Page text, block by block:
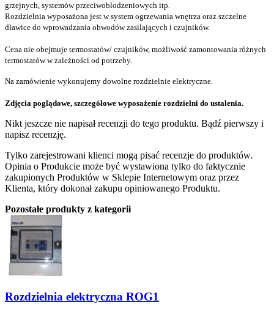
grzejnych, systemów przeciwoblodzeniowych itp.
Rozdzielnia wyposażona jest w system ogrzewania wnętrza oraz szczelne
dławice do wprowadzania obwodów zasilających i czujników.
Cena nie obejmuje termostatów/ czujników, możliwość zamontowania różnych
termostatów w zależności od potrzeby.
Na zamówienie wykonujemy dowolne rozdzielnie elektryczne.
Zdjęcia poglądowe, szczegółowe wyposażenie rozdzielni do ustalenia.
Nikt jeszcze nie napisał recenzji do tego produktu. Bądź pierwszy i
napisz recenzję.
Tylko zarejestrowani klienci mogą pisać recenzje do produktów.
Opinia o Produkcie może być wystawiona tylko do faktycznie
zakupionych Produktów w Sklepie Internetowym oraz przez
Klienta, który dokonał zakupu opiniowanego Produktu.
Pozostałe produkty z kategorii
Rozdzielnia elektryczna ROG1